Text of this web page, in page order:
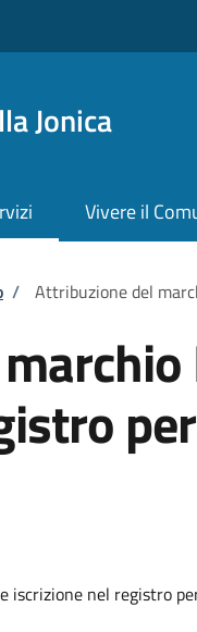
Jonica
Vivere il
/ Attribuzione del
iscrizione nel registro